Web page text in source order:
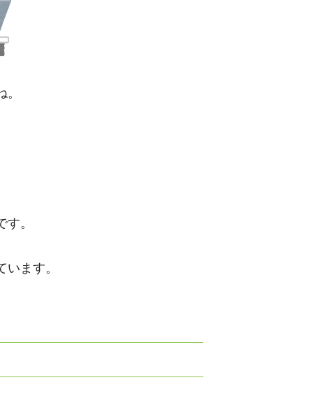
。
ます。